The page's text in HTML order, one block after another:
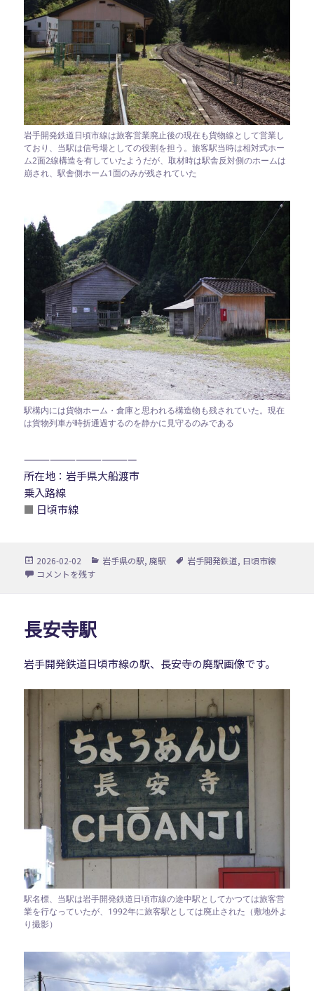
岩手開発鉄道日頃市線は旅客営業廃止後の現在も貨物線として営業し
ており、当駅は信号場としての役割を担う。旅客駅当時は相対式ホー
ム2面2線構造を有していたようだが、取材時は駅舎反対側のホームは
崩され、駅舎側ホーム1面のみが残されていた
駅構内には貨物ホーム・倉庫と思われる構造物も残されていた。現在
は貨物列車が時折通過するのを静かに見守るのみである
—————————————
所在地：岩手県大船渡市
乗入路線
■ 日頃市線
投
稿
2026-02-02
カ
岩手県の駅,廃駅
タ
岩手開発鉄道, 日頃市線
日頃市駅 に
コメントを残す
長安寺駅
岩手開発鉄道日頃市線の駅、長安寺の廃駅画像です。
駅名標、当駅は岩手開発鉄道日頃市線の途中駅としてかつては旅客営
業を行なっていたが、1992年に旅客駅としては廃止された（敷地外よ
り撮影）